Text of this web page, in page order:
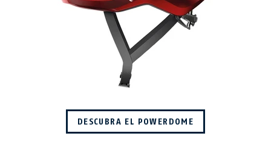
DESCUBRA EL POWERDOME